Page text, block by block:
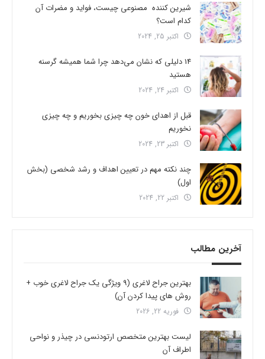
شیرین کننده مصنوعی چیست، فواید و مضرات آن
کدام است؟
اکتبر 25, 2024
14 دلیلی که نشان می‌دهد چرا شما همیشه گرسنه
هستید
اکتبر 24, 2024
قبل از اهدای خون چه چیزی بخوریم و چه چیزی
نخوریم
اکتبر 23, 2024
چند نکته مهم در تعیین اهداف و رشد شخصی (بخش
اول)
اکتبر 22, 2024
آخرین مطالب
بهترین جراح لاغری (9 ویژگی یک جراح لاغری خوب +
روش های پیدا کردن آن)
فوریه 22, 2026
لیست بهترین متخصص ارتودنسی در چیذر و نواحی
اطراف آن